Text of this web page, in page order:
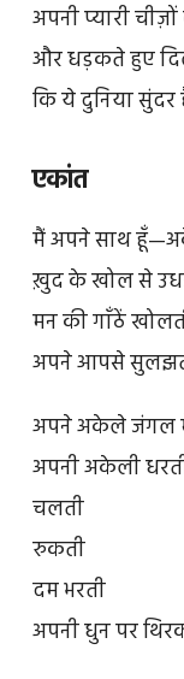
अपनी प्यारी
और धड़कते हुए
कि ये दुनिया सुंदर
एकांत
मैं अपने साथ
ख़ुद के खोल से
मन की गाँठें
अपने आपसे
अपने अकेले जंगल
अपनी अकेली
चलती
रुकती
दम भरती
अपनी धुन पर